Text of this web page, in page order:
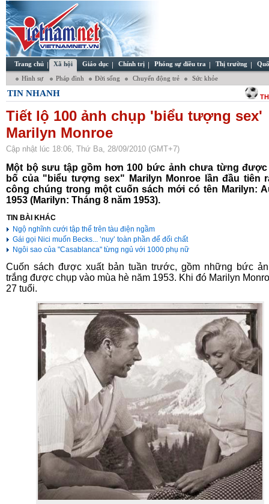
Trang chủ Xã hội Giáo dục Chính trị Phóng sự điều tra Thị trường
Hình sự Pháp đình Đời sống Chuyển động trẻ Sức khỏe
TIN NHANH
Tiết lộ 100 ảnh chụp 'biểu tượng sex'
Marilyn Monroe
Cập nhật lúc 18:06, Thứ Ba, 28/09/2010 (GMT+7)
Một bộ sưu tập gồm hơn 100 bức ảnh chưa từng
bố của "biểu tượng sex" Marilyn Monroe lần đầu tiên
công chúng trong một cuốn sách mới có tên Marilyn:
1953 (Marilyn: Tháng 8 năm 1953).
TIN BÀI KHÁC
Ngộ nghĩnh cưới tập thể trên tàu điện ngầm
Gái gọi Nici muốn Becks... ’nuy’ toàn phần để đối chất
Ngôi sao của "Casablanca" từng ngủ với 1000 phụ nữ
Cuốn sách được xuất bản tuần trước, gồm những bức
trắng được chụp vào mùa hè năm 1953. Khi đó Marilyn
27 tuổi.